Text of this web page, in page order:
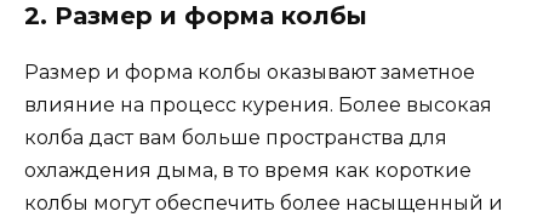
2. Размер и форма колбы
Размер и форма колбы оказывают заметное
влияние на процесс курения. Более высокая
колба даст вам больше пространства для
охлаждения дыма, в то время как короткие
колбы могут обеспечить более насыщенный и